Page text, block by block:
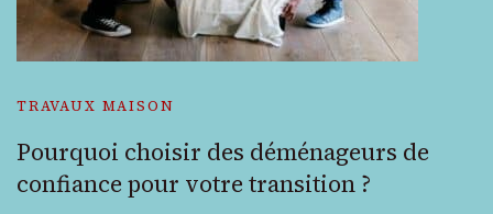
TRAVAUX MAISON
Pourquoi choisir des déménageurs de
confiance pour votre transition ?